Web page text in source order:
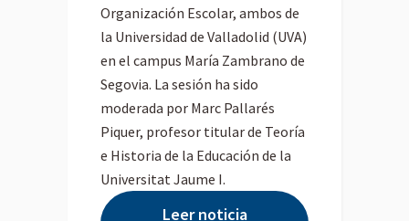
Organización Escolar, ambos de
la Universidad de Valladolid (UVA)
en el campus María Zambrano de
Segovia. La sesión ha sido
moderada por Marc Pallarés
Piquer, profesor titular de Teoría
e Historia de la Educación de la
Universitat Jaume I.
Leer noticia